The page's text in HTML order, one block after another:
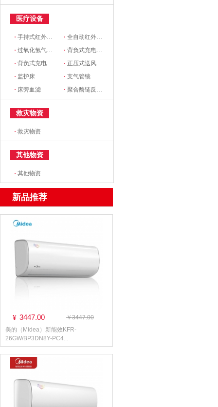
医疗设备
·手持式红外线测温仪 ·全自动红外体温监测仪
·过氧化氢气溶胶智能消毒机 ·背负式充电超低容量喷雾机（BK-2719）
·背负式充电超低容量喷雾器（MSB151) ·正压式送风系统
· 监护床 ·支气管镜
· 床旁血滤 ·聚合酶链反应监测器
救灾物资
·救灾物资
其他物资
·其他物资
新品推荐
¥ 3447.00
￥3447.00
美的（Midea）新能效KFR-
26GW/BP3DN8Y-PC4...